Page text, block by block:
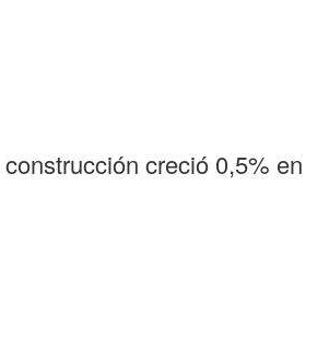
creció 0,5% en